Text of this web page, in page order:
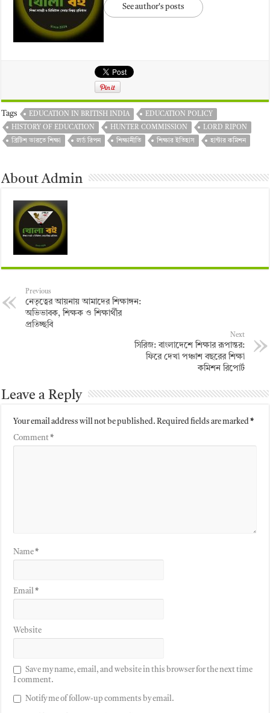
See author's posts
Tags EDUCATION IN BRITISH INDIA
EDUCATION POLICY
HISTORY OF EDUCATION
HUNTER COMMISSION
LORD RIPON
ব্রিটিশ ভারতে শিক্ষা
লর্ড রিপন শিক্ষানীতি শিক্ষার ইতিহাস হান্টার কমিশন
About Admin
Previous
নেতৃত্বের আয়নায় আমাদের শিক্ষাঙ্গন:
অভিভাবক, শিক্ষক ও শিক্ষার্থীর
প্রতিচ্ছবি
Next
সিরিজ: বাংলাদেশে শিক্ষার রূপান্তর:
ফিরে দেখা পঞ্চাশ বছরের শিক্ষা
কমিশন রিপোর্ট
Leave a Reply
Your email address will not be published. Required fields are marked *
Comment *
Name *
Email *
Website
Save my name, email, and website in this browser for the next time
I comment.
Notify me of follow-up comments by email.